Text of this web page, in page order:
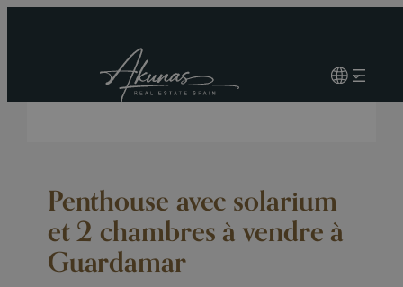
Penthouse avec solarium
et 2 chambres à vendre à
Guardamar